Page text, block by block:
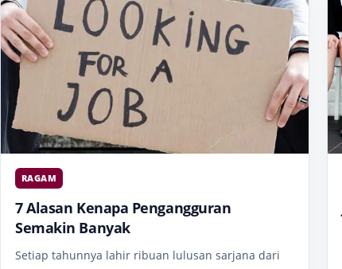
RAGAM
7 Alasan Kenapa Pengangguran
Semakin Banyak
Setiap tahunnya lahir ribuan lulusan sarjana dari